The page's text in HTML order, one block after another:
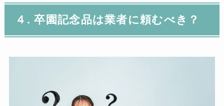
４. 卒園記念品は業者に頼むべき？